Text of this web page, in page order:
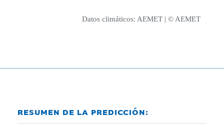
Datos climáticos: AEMET | © AEMET
RESUMEN DE LA PREDICCIÓN: